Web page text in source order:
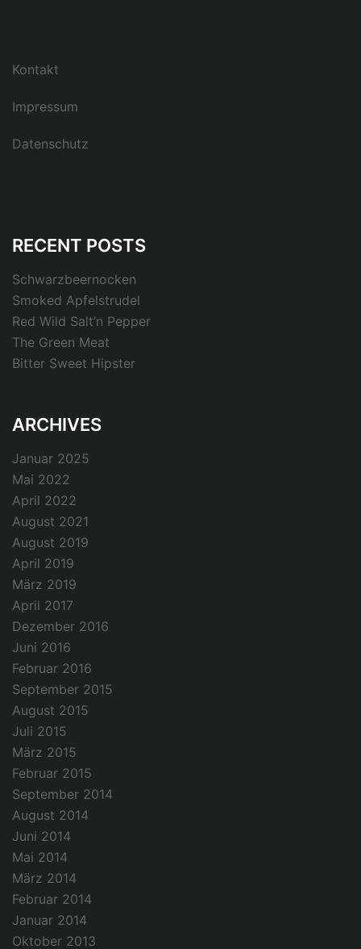
Kontakt
Impressum
Datenschutz
RECENT POSTS
Schwarzbeernocken
Smoked Apfelstrudel
Red Wild Salt’n Pepper
The Green Meat
Bitter Sweet Hipster
ARCHIVES
Januar 2025
Mai 2022
April 2022
August 2021
August 2019
April 2019
März 2019
April 2017
Dezember 2016
Juni 2016
Februar 2016
September 2015
August 2015
Juli 2015
März 2015
Februar 2015
September 2014
August 2014
Juni 2014
Mai 2014
März 2014
Februar 2014
Januar 2014
Oktober 2013